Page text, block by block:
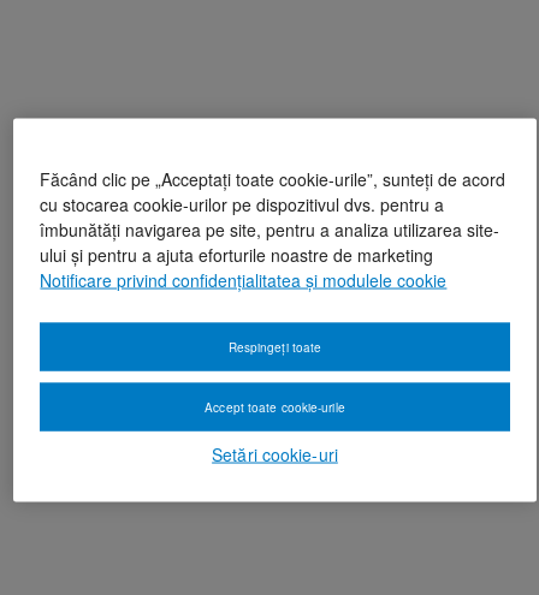
Făcând clic pe „Acceptați toate cookie-urile”, sunteți de acord
cu stocarea cookie-urilor pe dispozitivul dvs. pentru a
îmbunătăți navigarea pe site, pentru a analiza utilizarea site-
ului și pentru a ajuta eforturile noastre de marketing
Notificare privind confidențialitatea și modulele cookie
Setări cookie-uri
Respingeți toate
Accept toate cookie-urile